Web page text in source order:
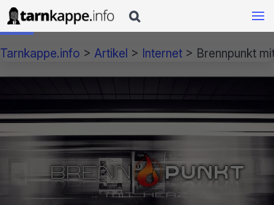

Tarnkappe.info > Artikel > Internet > Brennpunkt